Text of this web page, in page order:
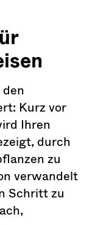
Kurz vor
Ihren
durch
zu
verwandelt
Schritt zu